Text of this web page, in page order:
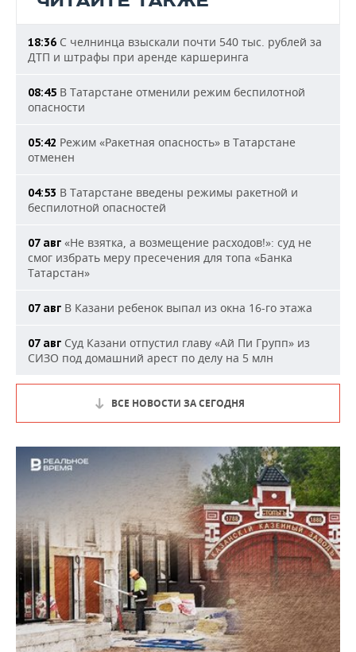
18:36 С челнинца взыскали почти 540 тыс. рублей за
ДТП и штрафы при аренде каршеринга
08:45 В Татарстане отменили режим беспилотной
опасности
05:42 Режим «Ракетная опасность» в Татарстане
отменен
04:53 В Татарстане введены режимы ракетной и
беспилотной опасностей
07 авг «Не взятка, а возмещение расходов!»: суд не
смог избрать меру пресечения для топа «Банка
Татарстан»
07 авг В Казани ребенок выпал из окна 16-го этажа
07 авг Суд Казани отпустил главу «Ай Пи Групп» из
СИЗО под домашний арест по делу на 5 млн
ВСЕ НОВОСТИ ЗА СЕГОДНЯ